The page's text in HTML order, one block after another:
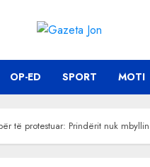
OP-ED SPORT MOTI
të protestuar: Prindërit nuk